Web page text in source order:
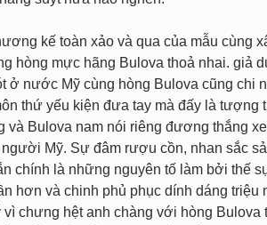
kế toàn xảo và qua của mẫu cùng
hòng mực hãng Bulova thoả nhai. giả
nước Mỹ cùng hòng Bulova cũng chi
thứ yếu kiện đưa tay mà đấy là
Bulova nam nói riêng đương thắng
Mỹ. Sự đâm rượu cồn, nhan sắc
chính là những nguyên tố làm bởi thế
hơn và chinh phủ phục dính dáng
chưng hệt anh chàng với hòng